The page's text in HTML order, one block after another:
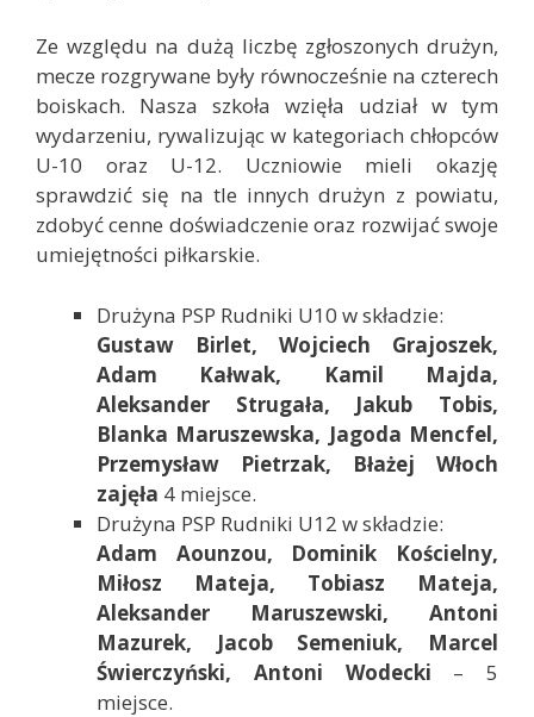
Ze względu na dużą liczbę zgłoszonych drużyn,
mecze rozgrywane były równocześnie na czterech
boiskach. Nasza szkoła wzięła udział w tym
wydarzeniu, rywalizując w kategoriach chłopców
U-10 oraz U-12. Uczniowie mieli okazję
sprawdzić się na tle innych drużyn z powiatu,
zdobyć cenne doświadczenie oraz rozwijać swoje
umiejętności piłkarskie.
Drużyna PSP Rudniki U10 w składzie:
Gustaw Birlet, Wojciech Grajoszek,
Adam Kałwak, Kamil Majda,
Aleksander Strugała, Jakub Tobis,
Blanka Maruszewska, Jagoda Mencfel,
Przemysław Pietrzak, Błażej Włoch
zajęła 4 miejsce.
Drużyna PSP Rudniki U12 w składzie:
Adam Aounzou, Dominik Kościelny,
Miłosz Mateja, Tobiasz Mateja,
Aleksander Maruszewski, Antoni
Mazurek, Jacob Semeniuk, Marcel
Świerczyński, Antoni Wodecki – 5
miejsce.